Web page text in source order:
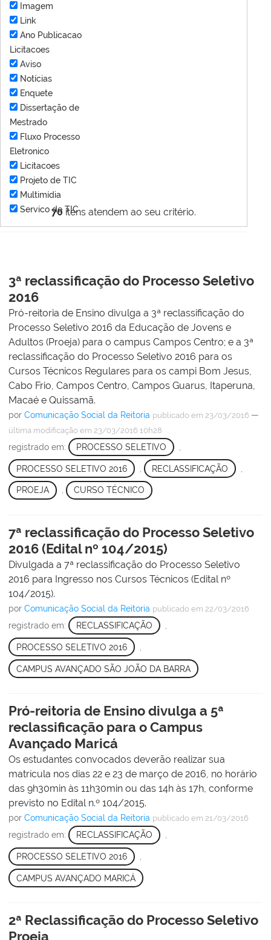
70 itens atendem ao seu critério.
Imagem
Link
Ano Publicacao
Licitacoes
Aviso
Notícias
Enquete
Dissertação de
Mestrado
Fluxo Processo
Eletronico
Licitacoes
Projeto de TIC
Multimídia
Servico de TIC
3ª reclassificação do Processo Seletivo
2016
Pró-reitoria de Ensino divulga a 3ª reclassificação do
Processo Seletivo 2016 da Educação de Jovens e
Adultos (Proeja) para o campus Campos Centro; e a 3ª
reclassificação do Processo Seletivo 2016 para os
Cursos Técnicos Regulares para os campi Bom Jesus,
Cabo Frio, Campos Centro, Campos Guarus, Itaperuna,
Macaé e Quissamã.
por Comunicação Social da Reitoria publicado em 23/03/2016 —
última modificação em 23/03/2016 10h28
registrado em: PROCESSO SELETIVO
PROCESSO SELETIVO 2016 RECLASSIFICAÇÃO
PROEJA , CURSO TÉCNICO
7ª reclassificação do Processo Seletivo
2016 (Edital nº 104/2015)
Divulgada a 7ª reclassificação do Processo Seletivo
2016 para Ingresso nos Cursos Técnicos (Edital nº
104/2015).
por Comunicação Social da Reitoria publicado em 22/03/2016
registrado em: RECLASSIFICAÇÃO
PROCESSO SELETIVO 2016
CAMPUS AVANÇADO SÃO JOÃO DA BARRA
Pró-reitoria de Ensino divulga a 5ª
reclassificação para o Campus
Avançado Maricá
Os estudantes convocados deverão realizar sua
matrícula nos dias 22 e 23 de março de 2016, no horário
das 9h30min às 11h30min ou das 14h às 17h, conforme
previsto no Edital n.º 104/2015.
por Comunicação Social da Reitoria publicado em 21/03/2016
registrado em: RECLASSIFICAÇÃO ,
PROCESSO SELETIVO 2016
CAMPUS AVANÇADO MARICÁ
2ª Reclassificação do Processo Seletivo
Proeja